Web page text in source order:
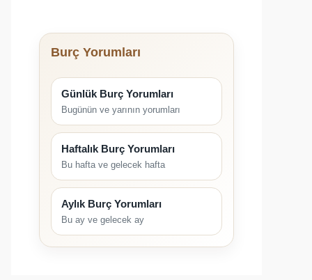
Burç Yorumları
Günlük Burç Yorumları
Bugünün ve yarının yorumları
Haftalık Burç Yorumları
Bu hafta ve gelecek hafta
Aylık Burç Yorumları
Bu ay ve gelecek ay